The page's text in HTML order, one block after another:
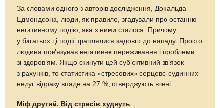
За словами одного з авторів дослідження, Дональда
Едмондсона, люди, як правило, згадували про останню
негативному подію, яка з ними сталося. Причому
у багатьох ці події траплялися задовго до нападу. Просто
людина пов’язував негативне переживання і проблеми
зі здоров’ям. Якщо скинути цей суб’єктивний зв’язок
з рахунків, то статистика «стресових» серцево-судинних
недуг відразу впаде на 27 %, стверджують вчені.
Міф другий. Від стресів худнуть